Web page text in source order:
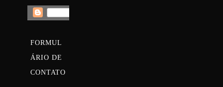
FORMUL
ÁRIO DE
CONTATO